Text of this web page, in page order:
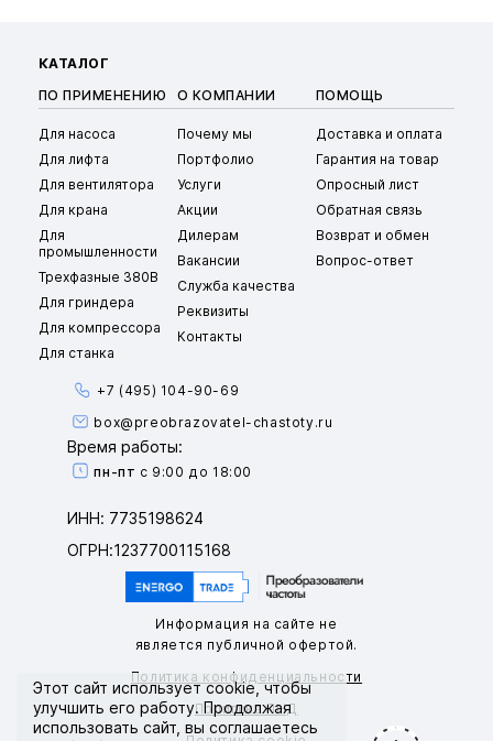
КАТАЛОГ
ПО ПРИМЕНЕНИЮ
Для насоса
Для лифта
Для вентилятора
Для крана
Для
промышленности
Трехфазные 380В
Для гриндера
Для компрессора
Для станка
О КОМПАНИИ
Почему мы
Портфолио
Услуги
Акции
Дилерам
Вакансии
Служба качества
Реквизиты
Контакты
ПОМОЩЬ
Доставка и оплата
Гарантия на товар
Опросный лист
Обратная связь
Возврат и обмен
Вопрос-ответ
+7 (495) 104-90-69
box@preobrazovatel-chastoty.ru
Время работы:
пн-пт с 9:00 до 18:00
ИНН: 7735198624
ОГРН:1237700115168
Информация на сайте не
является публичной офертой.
Политика конфиденциальности
Политика ПНД
Этот сайт используетcookie, чтобы
улучшить его работу. Продолжая
использовать сайт, вы соглашаетесь